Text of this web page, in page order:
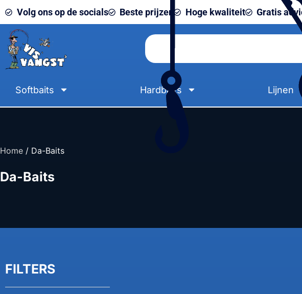
Volg ons op de socials Beste prijzen Hoge kwaliteit Gratis
Softbaits Hardbaits Lijnen
Home / Da-Baits
Da-Baits
FILTERS